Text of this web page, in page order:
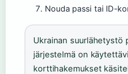
Nouda passi tai ID-
Ukrainan suurlähetystö
järjestelmä on
korttihakemukset